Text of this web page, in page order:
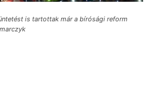
is tartottak már a bírósági reform